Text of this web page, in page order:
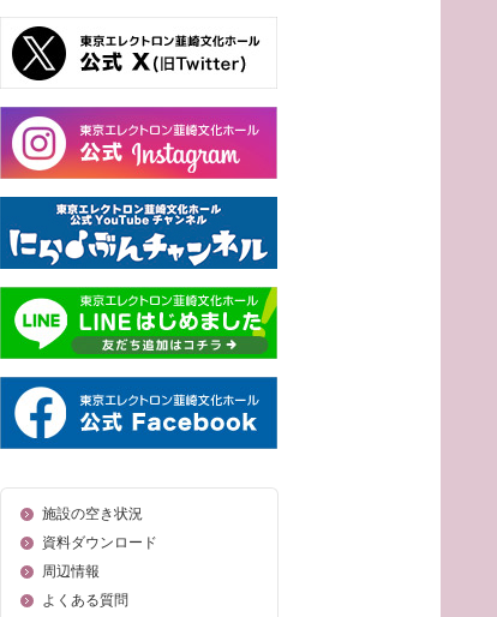
施設の空き状況
資料ダウンロード
周辺情報
よくある質問